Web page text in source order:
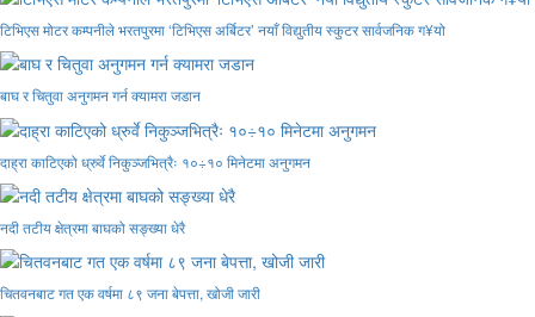
टिभिएस मोटर कम्पनीले भरतपुरमा ‘टिभिएस अर्बिटर’ नयाँ विद्युतीय स्कुटर सार्वजनिक ग¥यो
बाघ र चितुवा अनुगमन गर्न क्यामरा जडान
दाह्रा काटिएको ध्रुर्वे निकुञ्जभित्रैः १०÷१० मिनेटमा अनुगमन
नदी तटीय क्षेत्रमा बाघको सङ्ख्या धेरै
चितवनबाट गत एक वर्षमा ८९ जना बेपत्ता, खोजी जारी